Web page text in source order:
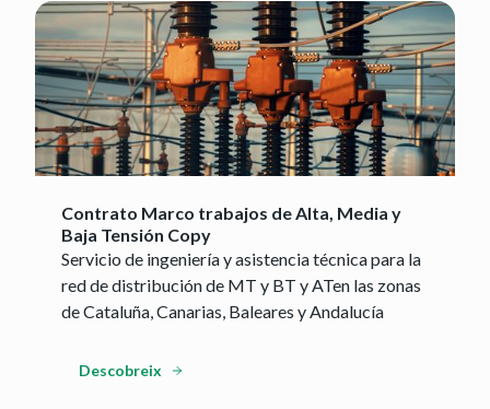
Contrato Marco trabajos de Alta, Media y
Baja Tensión Copy
Servicio de ingeniería y asistencia técnica para la
red de distribución de MT y BT y ATen las zonas
de Cataluña, Canarias, Baleares y Andalucía
Descobreix